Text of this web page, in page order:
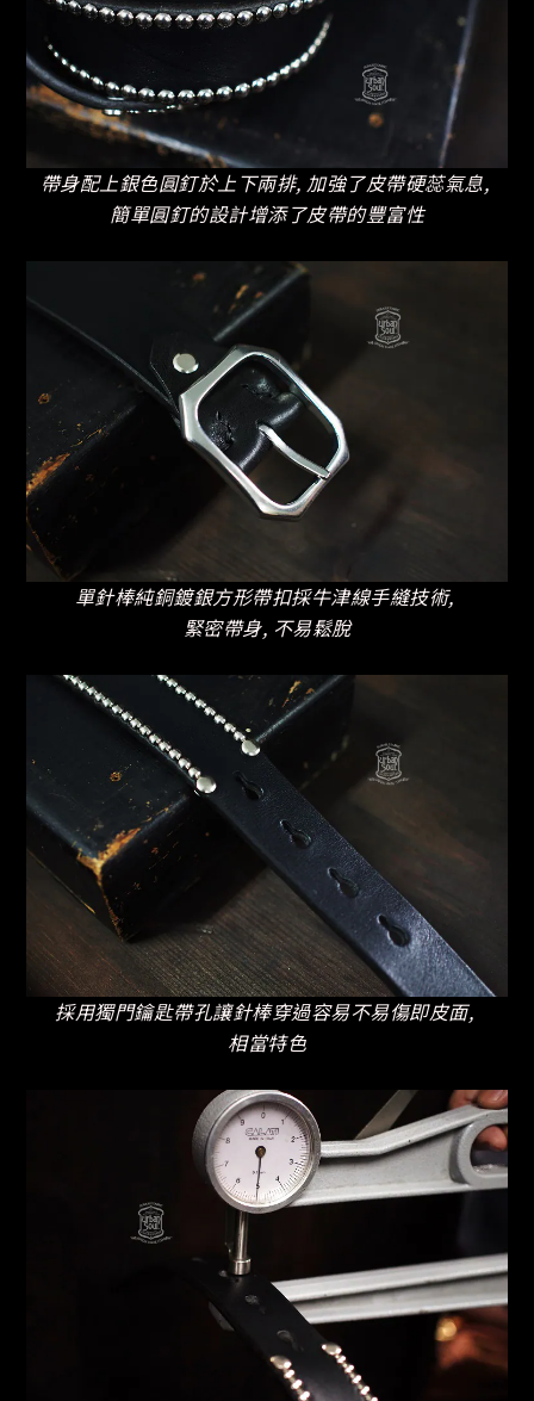
帶身配上銀色圓釘於上下兩排, 加強了皮帶硬蕊氣息,
簡單圓釘的設計增添了皮帶的豐富性
單針棒純銅鍍銀方形帶扣採牛津線手縫技術,
緊密帶身, 不易鬆脫
採用獨門鑰匙帶孔讓針棒穿過容易不易傷即皮面,
相當特色